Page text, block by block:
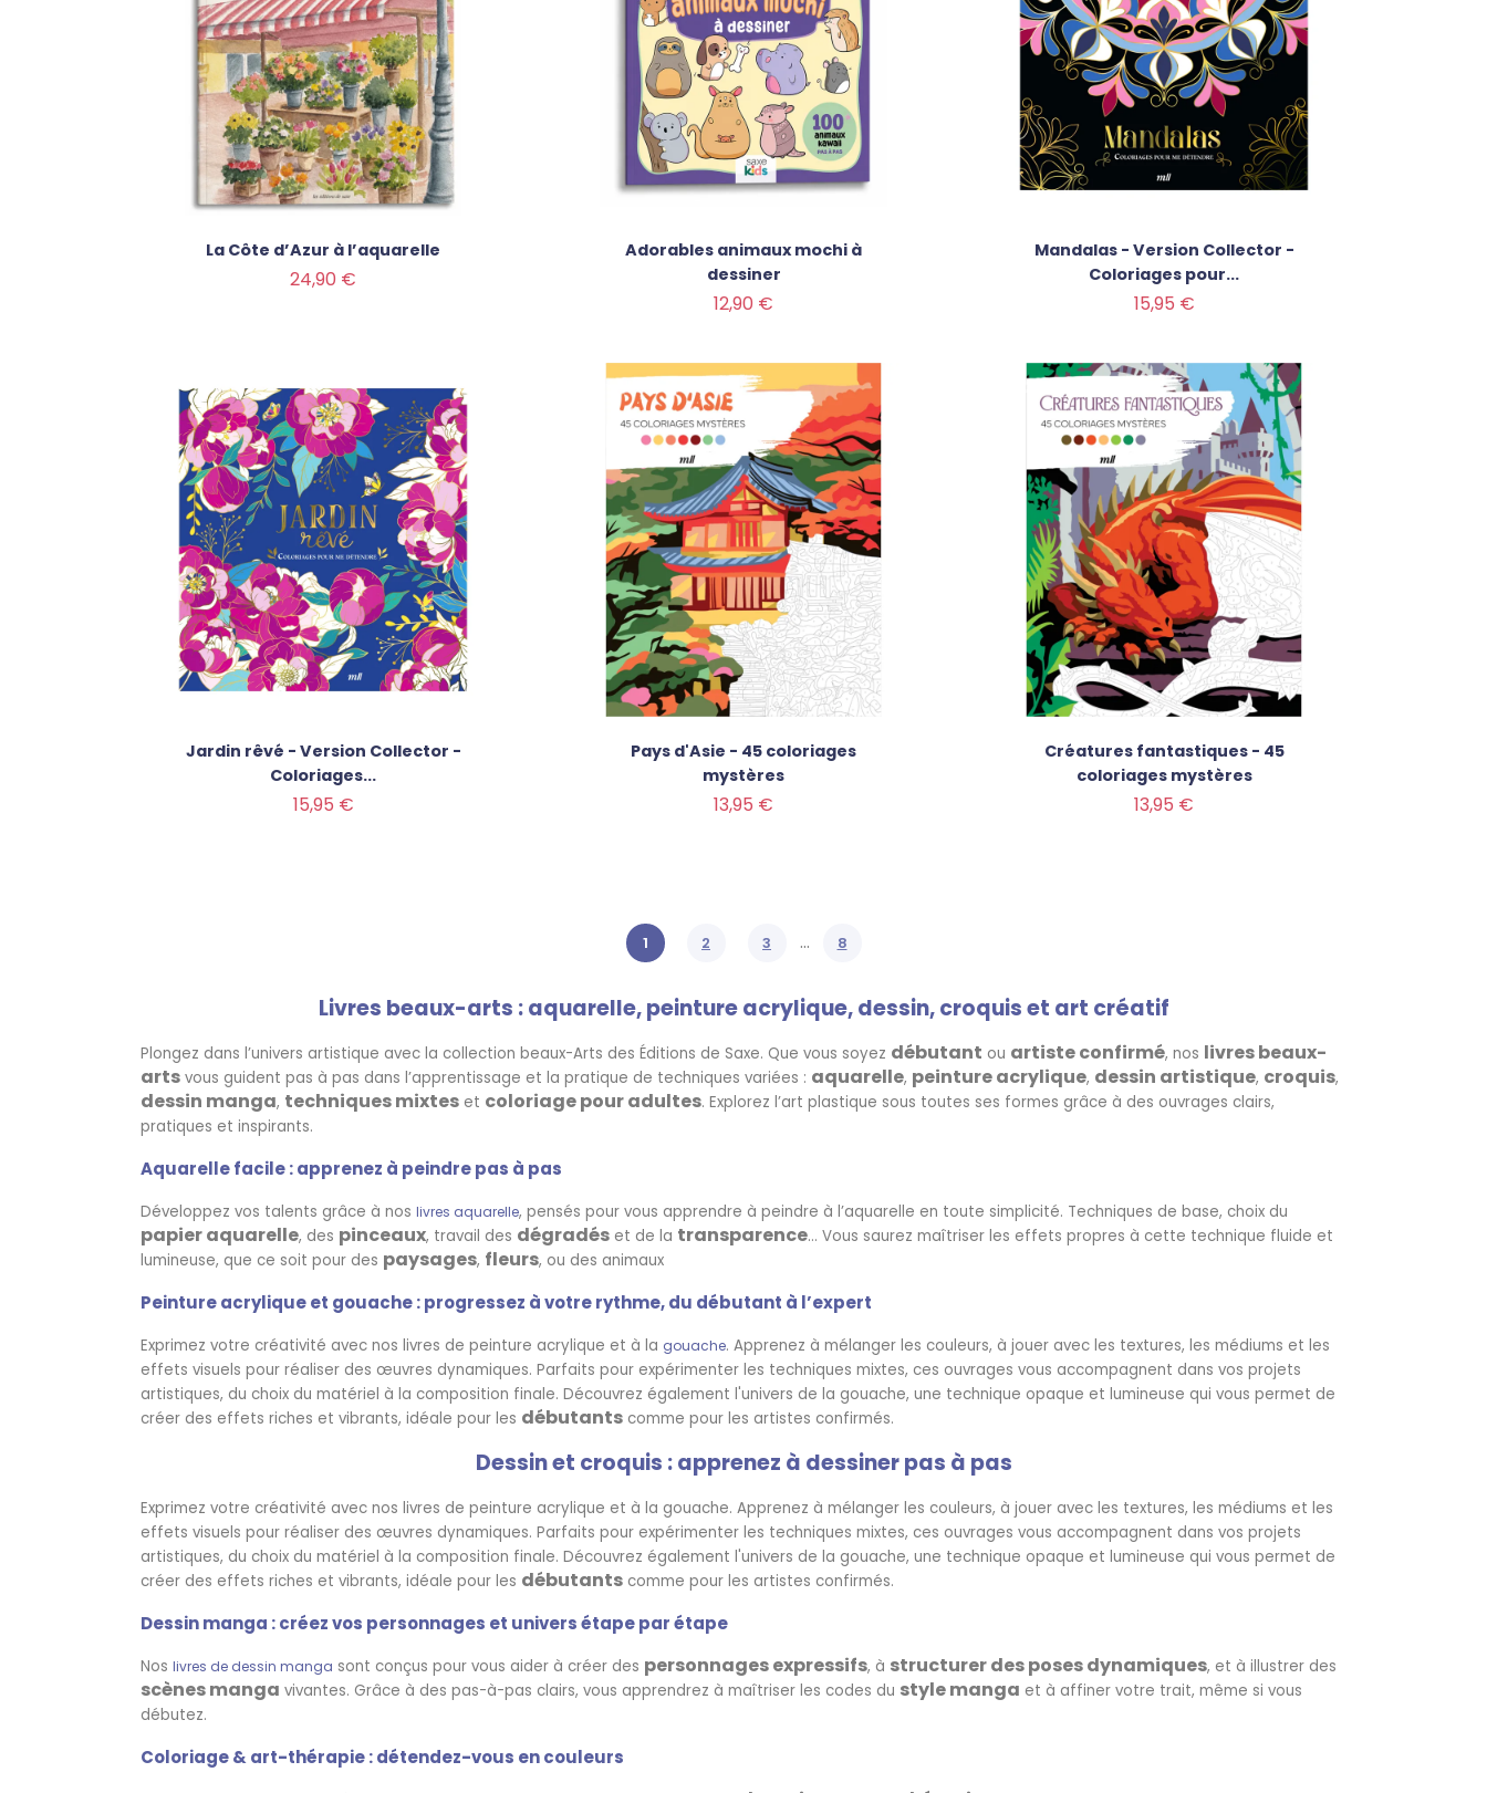
La Côte d’Azur à l’aquarelle
24,90 €
Adorables animaux mochi à
dessiner
12,90 €
Mandalas - Version Collector -
Coloriages pour...
15,95 €
Jardin rêvé - Version Collector -
Coloriages...
15,95 €
Pays d'Asie - 45 coloriages
mystères
13,95 €
Créatures fantastiques - 45
coloriages mystères
13,95 €
1 2 3 … 8
Livres beaux-arts : aquarelle, peinture acrylique, dessin, croquis et art créatif
Plongez dans l’univers artistique avec la collection beaux-Arts des Éditions de Saxe. Que vous soyez débutant ou artiste confirmé, nos livres beaux-
arts vous guident pas à pas dans l’apprentissage et la pratique de techniques variées : aquarelle, peinture acrylique, dessin artistique, croquis,
dessin manga, techniques mixtes et coloriage pour adultes. Explorez l’art plastique sous toutes ses formes grâce à des ouvrages clairs,
pratiques et inspirants.
Aquarelle facile : apprenez à peindre pas à pas
Développez vos talents grâce à nos livres aquarelle, pensés pour vous apprendre à peindre à l’aquarelle en toute simplicité. Techniques de base, choix du
papier aquarelle, des pinceaux, travail des dégradés et de la transparence… Vous saurez maîtriser les effets propres à cette technique fluide et
lumineuse, que ce soit pour des paysages, fleurs, ou des animaux
Peinture acrylique et gouache : progressez à votre rythme, du débutant à l’expert
Exprimez votre créativité avec nos livres de peinture acrylique et à la gouache. Apprenez à mélanger les couleurs, à jouer avec les textures, les médiums et les
effets visuels pour réaliser des œuvres dynamiques. Parfaits pour expérimenter les techniques mixtes, ces ouvrages vous accompagnent dans vos projets
artistiques, du choix du matériel à la composition finale. Découvrez également l'univers de la gouache, une technique opaque et lumineuse qui vous permet de
créer des effets riches et vibrants, idéale pour les débutants comme pour les artistes confirmés.
Dessin et croquis : apprenez à dessiner pas à pas
Exprimez votre créativité avec nos livres de peinture acrylique et à la gouache. Apprenez à mélanger les couleurs, à jouer avec les textures, les médiums et les
effets visuels pour réaliser des œuvres dynamiques. Parfaits pour expérimenter les techniques mixtes, ces ouvrages vous accompagnent dans vos projets
artistiques, du choix du matériel à la composition finale. Découvrez également l'univers de la gouache, une technique opaque et lumineuse qui vous permet de
créer des effets riches et vibrants, idéale pour les débutants comme pour les artistes confirmés.
Dessin manga : créez vos personnages et univers étape par étape
Nos livres de dessin manga sont conçus pour vous aider à créer des personnages expressifs, à structurer des poses dynamiques, et à illustrer des
scènes manga vivantes. Grâce à des pas-à-pas clairs, vous apprendrez à maîtriser les codes du style manga et à affiner votre trait, même si vous
débutez.
Coloriage & art-thérapie : détendez-vous en couleurs